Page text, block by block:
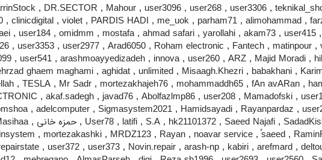
,
user3306
,
user268
,
user3096
,
Mahour
,
DR.SECTOR
,
,
alimohammad
,
parham71
,
me_uok
,
PARDIS HADI
,
violet
,
clinicdigital
,
,
user415
,
akam73
,
yarollahi
,
ahmad safari
,
mostafa
,
omidmm
,
user184
,
,
matinpour
,
Fantech
,
Roham electronic
,
Arad6050
,
user2977
,
user3353
,
,
Majid Moradi
,
ARZ
,
user260
,
innova
,
arashmoayyedizadeh
,
user541
,
,
babakhani
,
Misaagh.Khezri
,
unlimited
,
aghidat
,
ghaem maghami
,
fAn avARan
,
mohammaddh65
,
mortezakhajeh76
,
Mr Sadr
,
TESLA
,
,
Mamadofski
,
user208
,
Abolfazlmp86
,
javad76
,
akaf.sadegh
,
,
Rayanpardaz
,
Hamidsayadi
,
Sigmasystem2021
,
adelcomputer
,
,
Saeed Najafi
,
hk21101372
,
S.A
,
latifi
,
User78
, حمزه خانی ,
, ُsaeed,
noavar service
,
Rayan
,
MRDZ123
,
mortezakashki
,
,
arefmard
,
kabiri
,
arash-np
,
Novin.repair
,
user373
,
user372
,